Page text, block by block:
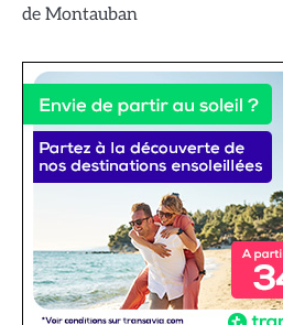
de Montauban